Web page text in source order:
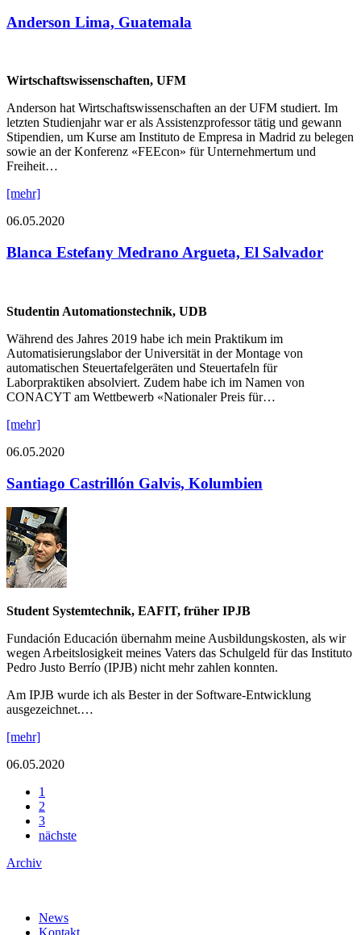
Anderson Lima, Guatemala
Wirtschaftswissenschaften, UFM
Anderson hat Wirtschaftswissenschaften an der UFM studiert. Im
letzten Studienjahr war er als Assistenzprofessor tätig und gewann
Stipendien, um Kurse am Instituto de Empresa in Madrid zu belegen
sowie an der Konferenz «FEEcon» für Unternehmertum und
Freiheit…
[mehr]
06.05.2020
Blanca Estefany Medrano Argueta, El Salvador
Studentin Automationstechnik, UDB
Während des Jahres 2019 habe ich mein Praktikum im
Automatisierungslabor der Universität in der Montage von
automatischen Steuertafelgeräten und Steuertafeln für
Laborpraktiken absolviert. Zudem habe ich im Namen von
CONACYT am Wettbewerb «Nationaler Preis für…
[mehr]
06.05.2020
Santiago Castrillón Galvis, Kolumbien
Student Systemtechnik, EAFIT, früher IPJB
Fundación Educación übernahm meine Ausbildungskosten, als wir
wegen Arbeitslosigkeit meines Vaters das Schulgeld für das Instituto
Pedro Justo Berrío (IPJB) nicht mehr zahlen konnten.
Am IPJB wurde ich als Bester in der Software-Entwicklung
ausgezeichnet.…
[mehr]
06.05.2020
1
2
3
nächste
Archiv
News